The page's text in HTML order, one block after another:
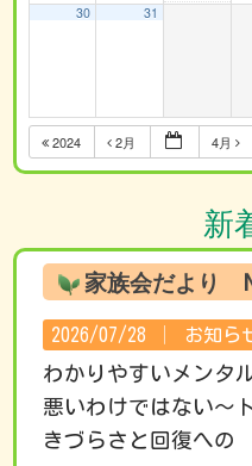
30 31
2024 2月 4月
新
2026/07/28 │ お知ら
わかりやすいメンタ
悪いわけではない～
きづらさと回復への